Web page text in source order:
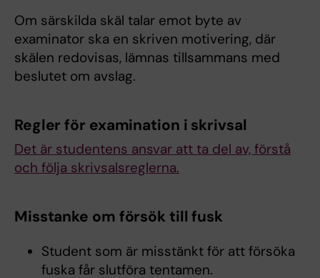
Om särskilda skäl talar emot byte av
examinator ska en skriven motivering, där
skälen redovisas, lämnas tillsammans med
beslutet om avslag.
Regler för examination i skrivsal
Det är studentens ansvar att ta del av, förstå
och följa skrivsalsreglerna.
Misstanke om försök till fusk
Student som är misstänkt för att försöka
fuska får slutföra tentamen.